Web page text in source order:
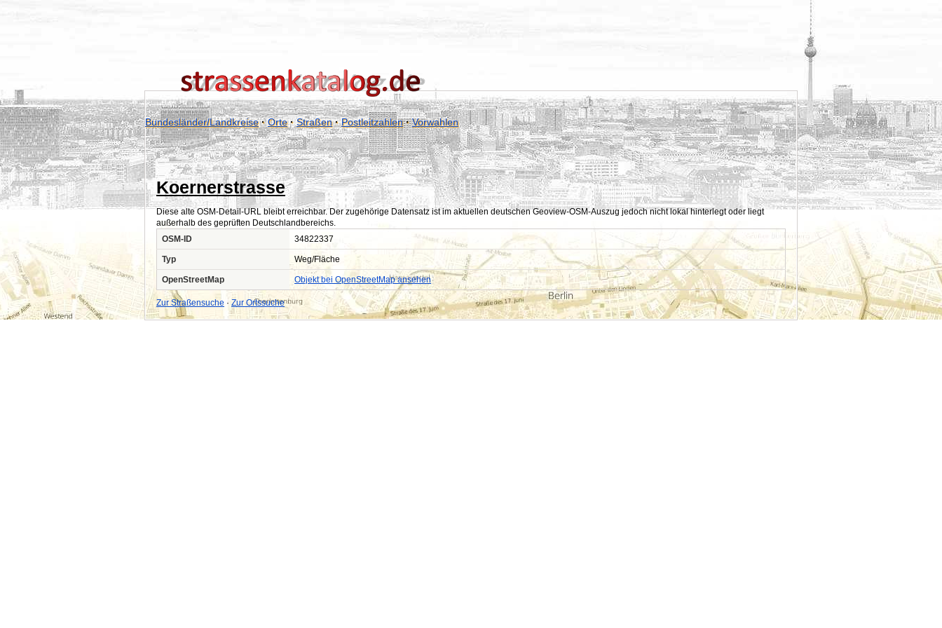
Bundesländer/Landkreise·Orte·Straßen·Postleitzahlen·Vorwahlen
Koernerstrasse
Diese alte OSM-Detail-URL bleibt erreichbar. Der zugehörige Datensatz ist im aktuellen deutschen Geoview-OSM-Auszug jedoch nicht lokal hinterlegt oder liegt
außerhalb des geprüften Deutschlandbereichs.
OSM-ID
34822337
Typ Weg/Fläche
OpenStreetMap Objekt bei OpenStreetMap ansehen
Zur Straßensuche · Zur Ortssuche